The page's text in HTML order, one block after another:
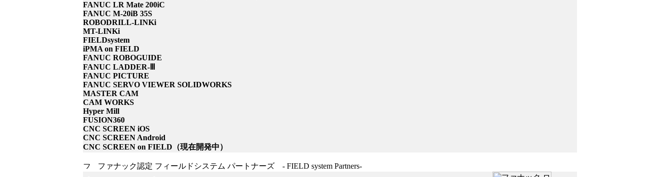
FANUC LR Mate 200iC
FANUC M-20iB 35S
ROBODRILL-LINKi
MT-LINKi
FIELDsystem
iPMA on FIELD
FANUC ROBOGUIDE
FANUC LADDER-Ⅲ
FANUC PICTURE
FANUC SERVO VIEWER SOLIDWORKS
MASTER CAM
CAM WORKS
Hyper Mill
FUSION360
CNC SCREEN iOS
CNC SCREEN Android
CNC SCREEN on FIELD（現在開発中）
ファナック認定 フィールドシステム パートナーズ - FIELD system Partners-